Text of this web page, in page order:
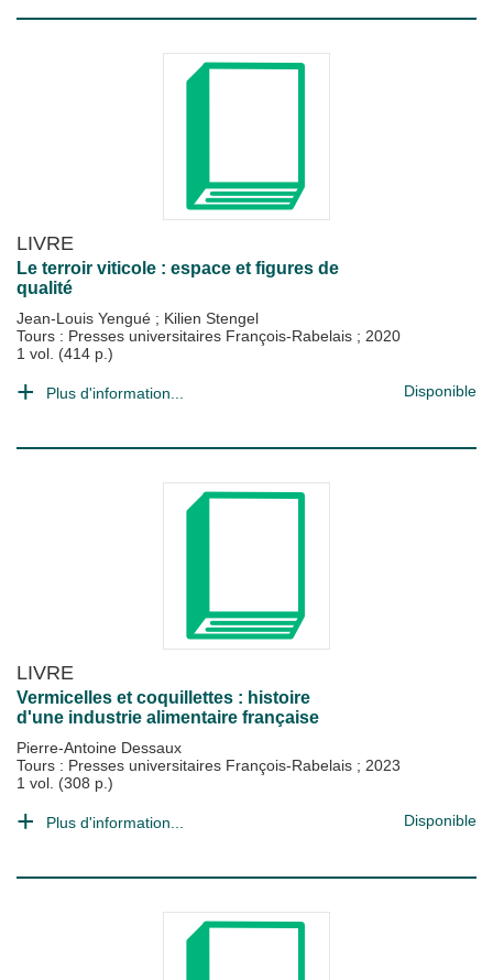
LIVRE
Le terroir viticole : espace et figures de
qualité
Jean-Louis Yengué ; Kilien Stengel
Tours : Presses universitaires François-Rabelais ; 2020
1 vol. (414 p.)
Plus d'information... Disponible
LIVRE
Vermicelles et coquillettes : histoire
d'une industrie alimentaire française
Pierre-Antoine Dessaux
Tours : Presses universitaires François-Rabelais ; 2023
1 vol. (308 p.)
Plus d'information... Disponible